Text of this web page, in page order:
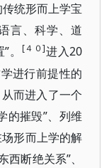
统形而上学宝
言、科学、道
。
[４０]进入20
进行前提性的
而进入了一个
的摧毁”、列维
形而上学的解
断绝关系”、